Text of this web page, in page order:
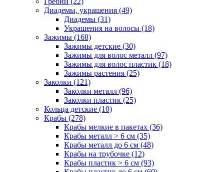
Диадемы, украшения (49)
Диадемы (31)
Украшения на волосы (18)
Зажимы (168)
Зажимы детские (30)
Зажимы для волос металл (97)
Зажимы для волос пластик (18)
Зажимы растения (25)
Заколки (121)
Заколки металл (96)
Заколки пластик (25)
Кольца детские (10)
Крабы (278)
Крабы мелкие в пакетах (36)
Крабы металл > 6 см (35)
Крабы металл до 6 см (48)
Крабы на трубочке (12)
Крабы пластик > 6 см (93)